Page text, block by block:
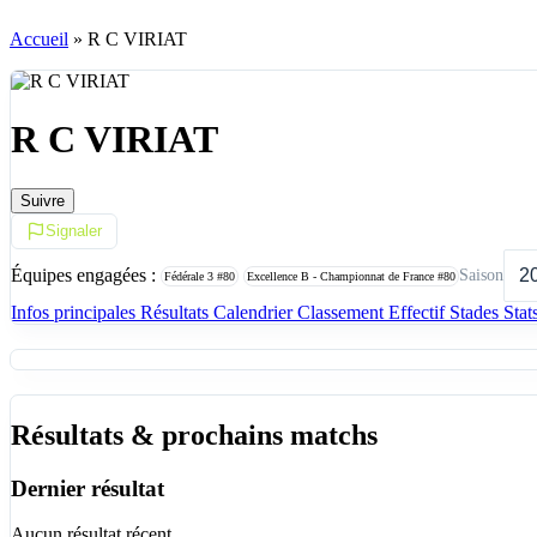
Accueil » R C VIRIAT
R C VIRIAT
Suivre
Signaler
Équipes engagées : Fédérale 3 #80 Excellence B - Championnat de France #80 Saison
Infos principales Résultats CalendrierClassement Effectif Stades
Résultats & prochains matchs
Dernier résultat